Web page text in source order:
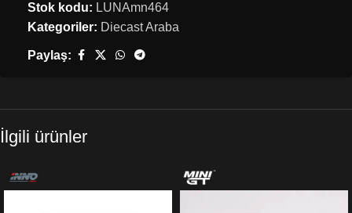
Stok kodu: LUNAmn464
Kategoriler: Diecast Araba
Paylaş:
İlgili ürünler